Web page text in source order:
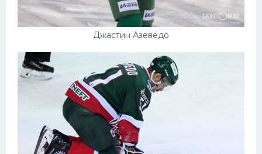
Джастин Азеведо